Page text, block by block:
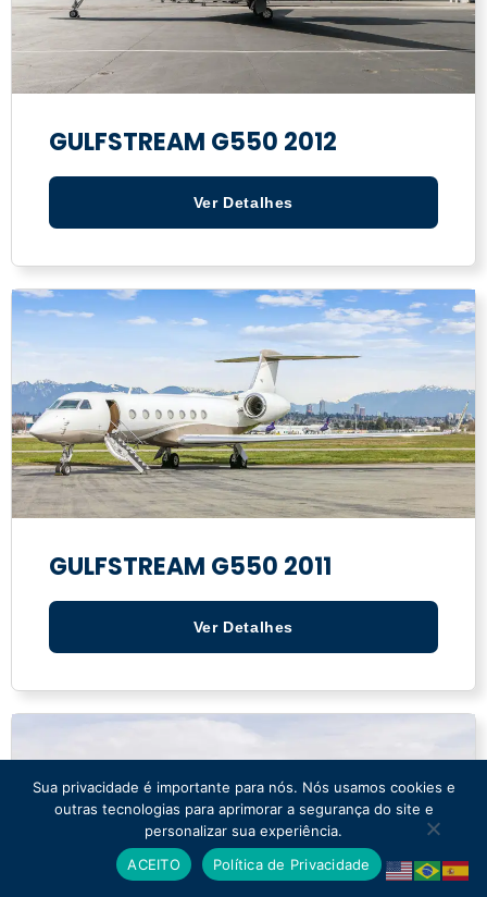
GULFSTREAM G550 2012
Ver Detalhes
GULFSTREAM G550 2011
Ver Detalhes
Sua privacidade é importante para nós. Nós usamos cookies e
outras tecnologias para aprimorar a segurança do site e
personalizar sua experiência.
ACEITO
Política de Privacidade